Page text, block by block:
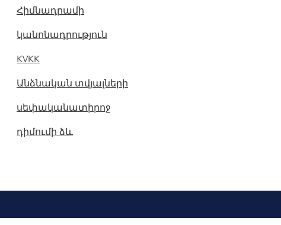
Հիմնադրամի
կանոնադրություն
KVKK
Անձնական տվյալների
սեփականատիրոջ
դիմումի ձև